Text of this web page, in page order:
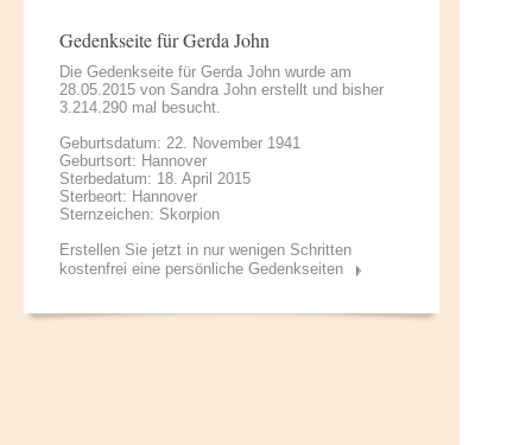
Gedenkseite für Gerda John
Die Gedenkseite für Gerda John wurde am
28.05.2015 von Sandra John erstellt und bisher
3.214.290 mal besucht.
Geburtsdatum: 22. November 1941
Geburtsort: Hannover
Sterbedatum: 18. April 2015
Sterbeort: Hannover
Sternzeichen: Skorpion
Erstellen Sie jetzt in nur wenigen Schritten
kostenfrei eine persönliche Gedenkseiten